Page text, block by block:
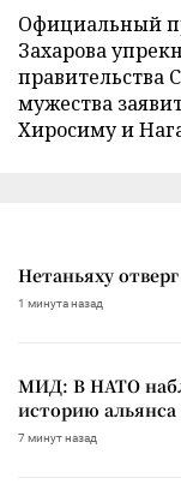
Официальный
Захарова
правительства
мужества
Хиросиму и
Нетаньяху
1 минута назад
МИД: В НАТО
историю альянса
7 минут назад